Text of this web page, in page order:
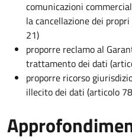
comunicazioni
la cancellazione dei
21)
proporre reclamo al
trattamento dei dati
proporre ricorso
illecito dei dati (articolo